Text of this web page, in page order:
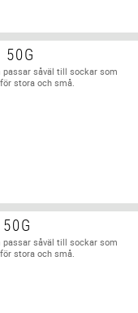
50G
passar såväl till sockar som
stora och små.
passar såväl till sockar som
stora och små.